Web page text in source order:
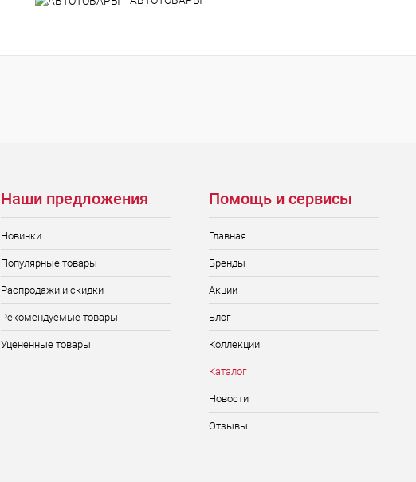
Наши предложения
Новинки
Популярные товары
Распродажи и скидки
Рекомендуемые товары
Уцененные товары
Помощь и сервисы
Главная
Бренды
Акции
Блог
Коллекции
Каталог
Новости
Отзывы